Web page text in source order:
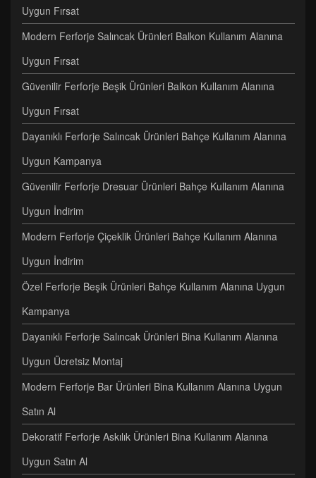
Uygun Fırsat
Modern Ferforje Salıncak Ürünleri Balkon Kullanım Alanına
Uygun Fırsat
Güvenilir Ferforje Beşik Ürünleri Balkon Kullanım Alanına
Uygun Fırsat
Dayanıklı Ferforje Salıncak Ürünleri Bahçe Kullanım Alanına
Uygun Kampanya
Güvenilir Ferforje Dresuar Ürünleri Bahçe Kullanım Alanına
Uygun İndirim
Modern Ferforje Çiçeklik Ürünleri Bahçe Kullanım Alanına
Uygun İndirim
Özel Ferforje Beşik Ürünleri Bahçe Kullanım Alanına Uygun
Kampanya
Dayanıklı Ferforje Salıncak Ürünleri Bina Kullanım Alanına
Uygun Ücretsiz Montaj
Modern Ferforje Bar Ürünleri Bina Kullanım Alanına Uygun
Satın Al
Dekoratif Ferforje Askılık Ürünleri Bina Kullanım Alanına
Uygun Satın Al